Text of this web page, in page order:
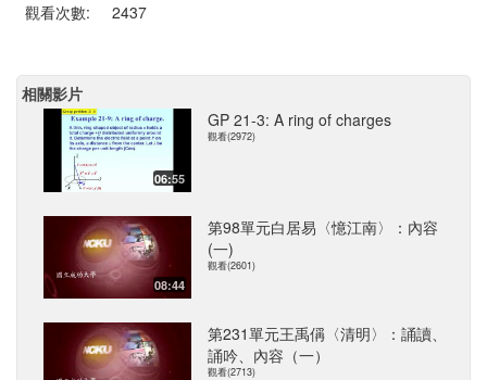
觀看次數:
2437
相關影片
06:55
GP 21-3: A ring of charges
觀看(2972)
08:44
第98單元白居易〈憶江南〉：內容
(一)
觀看(2601)
第231單元王禹偁〈清明〉：誦讀、
誦吟、內容（一）
觀看(2713)